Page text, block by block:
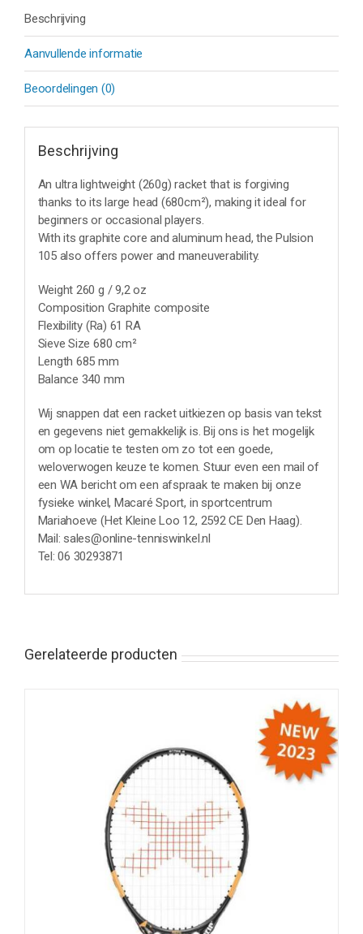
Beschrijving
Aanvullende informatie
Beoordelingen (0)
Beschrijving
An ultra lightweight (260g) racket that is forgiving
thanks to its large head (680cm²), making it ideal for
beginners or occasional players.
With its graphite core and aluminum head, the Pulsion
105 also offers power and maneuverability.
Weight 260 g / 9,2 oz
Composition Graphite composite
Flexibility (Ra) 61 RA
Sieve Size 680 cm²
Length 685 mm
Balance 340 mm
Wij snappen dat een racket uitkiezen op basis van tekst
en gegevens niet gemakkelijk is. Bij ons is het mogelijk
om op locatie te testen om zo tot een goede,
weloverwogen keuze te komen. Stuur even een mail of
een WA bericht om een afspraak te maken bij onze
fysieke winkel, Macaré Sport, in sportcentrum
Mariahoeve (Het Kleine Loo 12, 2592 CE Den Haag).
Mail: sales@online-tenniswinkel.nl
Tel: 06 30293871
Gerelateerde producten